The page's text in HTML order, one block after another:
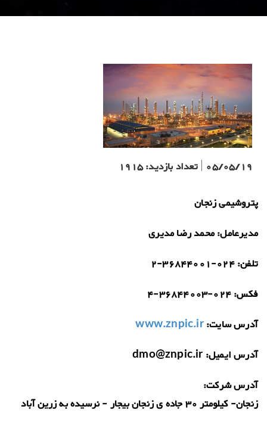
05/05/19
|تعداد بازدید:1915
پتروشیمی زنجان
مدیرعامل:محمد رضا مدیری
تلفن:2-36844001-024
فکس:4-36844003-024
آدرس سایت:www.znpic.ir
آدرس ایمیل: dmo@znpic.ir
آدرس شرکت:
زنجان- كيلومتر 30 جاده ی زنجان بيجار - نرسيده به زرين آباد